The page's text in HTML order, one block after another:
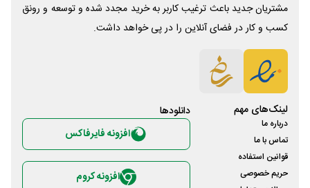
مشتریان جدید باعث ترغیب کاربر به خرید مجدد شده و توسعه و رونق
کسب و کار در فضای آنلاین را در پی خواهد داشت.
لینک‌های مهم
درباره ما
تماس با ما
قوانین استفاده
حریم خصوصی
دانلود‌ها
افزونه فایرفاکس
افزونه کروم